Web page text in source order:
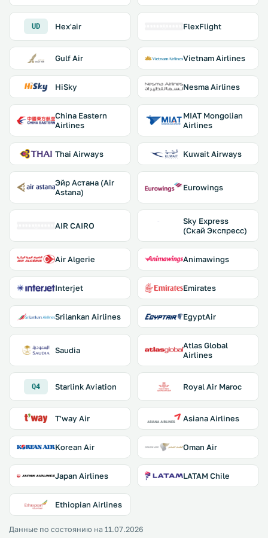
UD Hex'air FlexFlight
Gulf Air Vietnam Airlines
HiSky Nesma Airlines
China Eastern
Airlines
MIAT Mongolian
Airlines
Thai Airways Kuwait Airways
Эйр Астана (Air
Astana)
Eurowings
AIR CAIRO
Sky Express
(Скай Экспресс)
Air Algerie Animawings
Interjet Emirates
Srilankan Airlines EgyptAir
Saudia
Atlas Global
Airlines
Q4 Starlink Aviation Royal Air Maroc
T'way Air Asiana Airlines
Korean Air Oman Air
Japan Airlines LATAM Chile
Ethiopian Airlines
Данные по состоянию на 11.07.2026